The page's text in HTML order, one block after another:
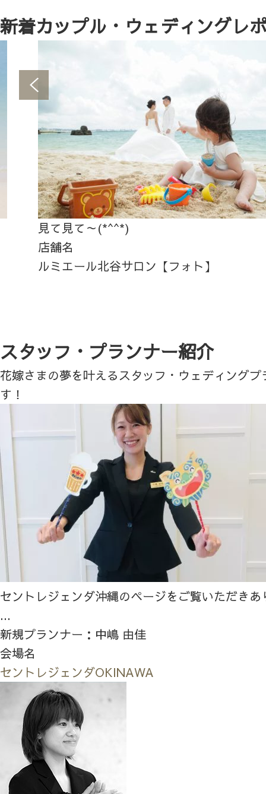
新着カップル・ウェディングレ
見て見て～(*^^*)
店舗名
ルミエール北谷サロン【フォト】
スタッフ・プランナー紹介
花嫁さまの夢を叶えるスタッフ・ウェディング
す！
セントレジェンダ沖縄のページをご覧いただき
...
新規プランナー：中嶋 由佳
会場名
セントレジェンダOKINAWA